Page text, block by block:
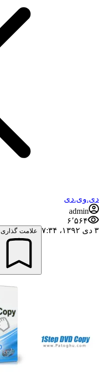
دی.وی.دی
admin
۶٬۵۶۴
۳ دی ۱۳۹۲،‏ ۷:۳۴
علامت گذاری